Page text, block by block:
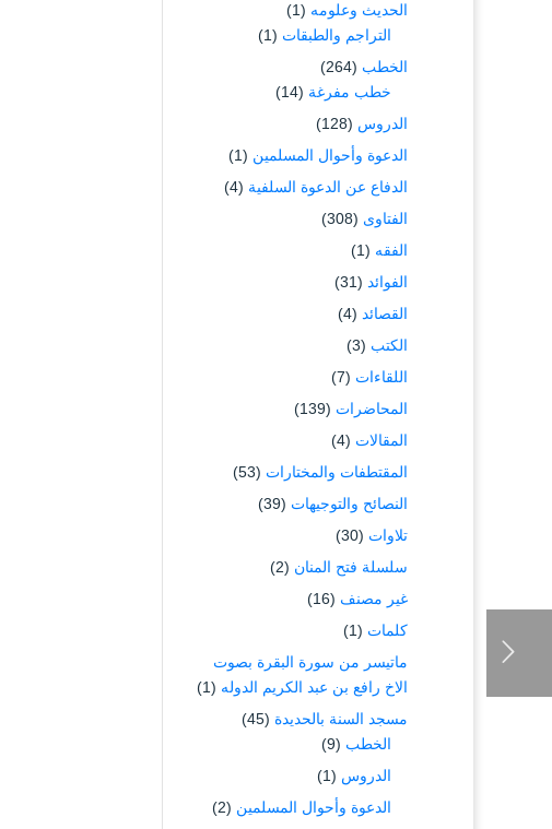
الحديث وعلومه (1)
التراجم والطبقات (1)
الخطب (264)
خطب مفرغة (14)
الدروس (128)
الدعوة وأحوال المسلمين (1)
الدفاع عن الدعوة السلفية (4)
الفتاوى (308)
الفقه (1)
الفوائد (31)
القصائد (4)
الكتب (3)
اللقاءات (7)
المحاضرات (139)
المقالات (4)
المقتطفات والمختارات (53)
النصائح والتوجيهات (39)
تلاوات (30)
سلسلة فتح المنان (2)
غير مصنف (16)
كلمات (1)
ماتيسر من سورة البقرة بصوت
الاخ رافع بن عبد الكريم الدوله (1)
مسجد السنة بالحديدة (45)
الخطب (9)
الدروس (1)
الدعوة وأحوال المسلمين (2)